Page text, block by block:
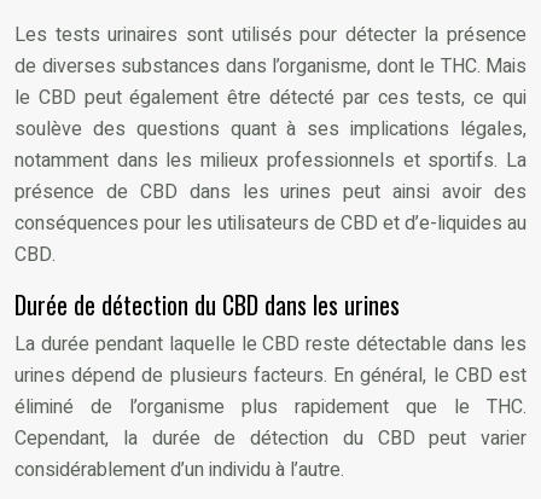
Les tests urinaires sont utilisés pour détecter la présence
de diverses substances dans l’organisme, dont le THC. Mais
le CBD peut également être détecté par ces tests, ce qui
soulève des questions quant à ses implications légales,
notamment dans les milieux professionnels et sportifs. La
présence de CBD dans les urines peut ainsi avoir des
conséquences pour les utilisateurs de CBD et d’e-liquides au
CBD.
Durée de détection du CBD dans les urines
La durée pendant laquelle le CBD reste détectable dans les
urines dépend de plusieurs facteurs. En général, le CBD est
éliminé de l’organisme plus rapidement que le THC.
Cependant, la durée de détection du CBD peut varier
considérablement d’un individu à l’autre.